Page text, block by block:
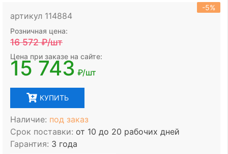
артикул 114884
-5%
Розничная цена:
16 572₽/шт
Цена при заказе на сайте:
15 743 ₽/шт
КУПИТЬ
Наличие: под заказ
Срок поставки: от 10 до 20 рабочих дней
Гарантия: 3 года